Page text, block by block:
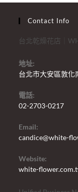
Contact Info
台北乾燥花店｜
地址:
台北市大安區敦
電話:
02-2703-0217
Email:
candice@white-
Website:
white-